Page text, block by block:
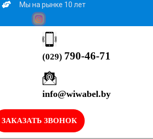
Мы на рынке 10 лет
(029) 790-46-71
info@wiwabel.by
ЗАКАЗАТЬ ЗВОНОК